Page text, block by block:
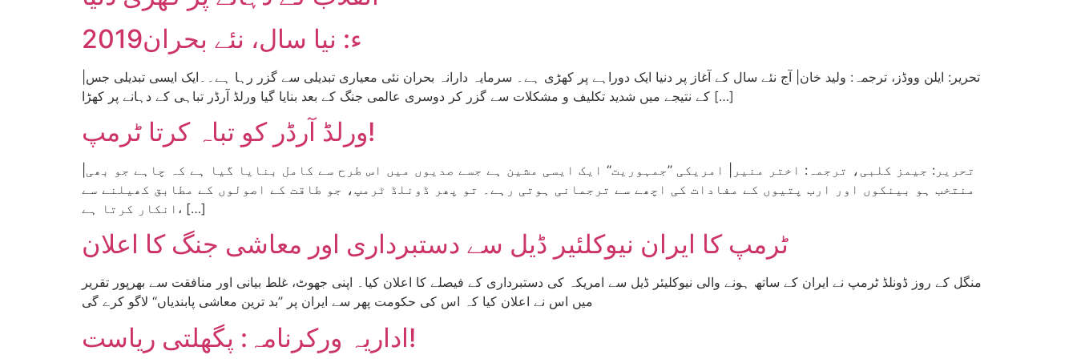
2019ء: نیا سال، نئے بحران
کے نتیجے میں شدید تکلیف و مشکلات سے گزر کر دوسری عالمی جنگ کے بعد بنایا گیا ورلڈ آرڈر تباہی کے دہانے پر کھڑا […]
ورلڈ آرڈر کو تباہ کرتا ٹرمپ!
منتخب ہو بینکوں اور ارب پتیوں کے مفادات کی اچھے سے ترجمانی ہوتی رہے۔ تو پھر ڈونلڈ ٹرمپ، جو طاقت کے اصولوں کے مطابق کھیلنے سے
انکار کرتا ہے، […]
ٹرمپ کا ایران نیوکلئیر ڈیل سے دستبرداری اور معاشی جنگ کا اعلان
منگل کے روز ڈونلڈ ٹرمپ نے ایران کے ساتھ ہونے والی نیوکلیئر ڈیل سے امریکہ کی دستبرداری کے فیصلے کا اعلان کیا۔ اپنی جھوٹ، غلط بیانی اور منافقت سے بھرپور تقریر
میں اس نے اعلان کیا کہ اس کی حکومت پھر سے ایران پر ’’بد ترین معاشی پابندیاں‘‘ لاگو کرے گی
اداریہ ورکرنامہ: پگھلتی ریاست!